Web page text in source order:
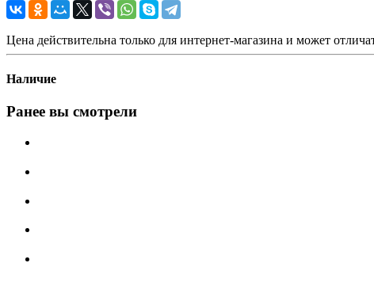
Цена действительна только для интернет-магазина и может
Наличие
Ранее вы смотрели